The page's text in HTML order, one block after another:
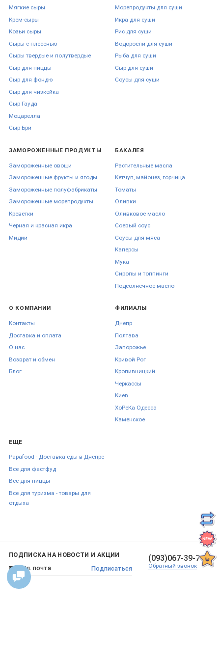
Чизкейк:
12 мл малинового топпинга + ягоды – сочная
подача без усилий.
американского бранча.
Заказ и доставка
Добавьте позиции в корзину – система автоматически покажет
актуальнуюцену топпингов
Украине1–3 дня «Новой почтой» или адресный курьер в Днепре.
при регулярных поставках.
ценность блюда, удивить гостей и увеличить прибыль. Заказывайте
рукой, а десерты продавались ещё лучше!
Топпинги для десертов и мороженого купить в ➦ FoodFestival. 【
Топпинги для десертов и мороженого 】большой выбор по лучшим
(093)067-39-70 !
Мягкие сыры
Крем-сыры
Козьи сыры
Сыры с плесенью
Сыры твердые и полутвердые
Сыр для пиццы
Сыр для фондю
Сыр для чизкейка
Сыр Гауда
Моцарелла
Сыр Бри
Морепродукты для суши
Икра для суши
Рис для суши
Водоросли для суши
Рыба для суши
Сыр для суши
Соусы для суши
ЗАМОРОЖЕННЫЕ ПРОДУКТЫ
Замороженные овощи
Замороженные фрукты и ягоды
Замороженные полуфабрикаты
Замороженные морепродукты
Креветки
Черная и красная икра
Мидии
БАКАЛЕЯ
Растительные масла
Кетчуп, майонез, горчица
Томаты
Оливки
Оливковое масло
Соевый соус
Соусы для мяса
Каперсы
Мука
Сиропы и топпинги
Подсолнечное масло
О КОМПАНИИ
Контакты
Доставка и оплата
О нас
Возврат и обмен
Блог
ФИЛИАЛЫ
Днепр
Полтава
Запорожье
Кривой Рог
Кропивницкий
Черкаcсы
Киев
ХоРеКа Одесса
Каменское
ЕЩЕ
Papafood - Доставка еды в Днепре
Все для фастфуд
Все для пиццы
Все для туризма - товары для
отдыха
ПОДПИСКА НА НОВОСТИ И АКЦИИ
Подписаться
(093)067-39-70
Обратный звонок